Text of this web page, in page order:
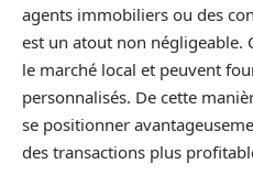
agents immobiliers ou des
est un atout non négligeable.
le marché local et peuvent
personnalisés. De cette
se positionner
des transactions plus